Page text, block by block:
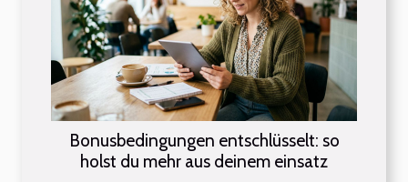
Bonusbedingungen entschlüsselt: so
holst du mehr aus deinem einsatz